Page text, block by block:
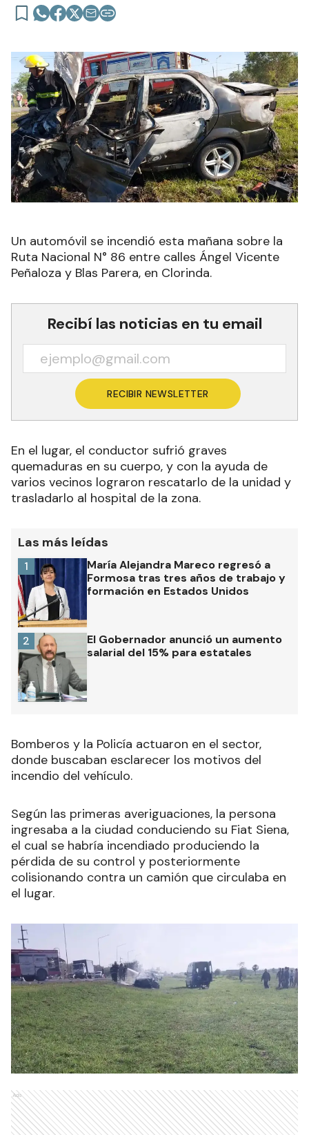
Un automóvil se incendió esta mañana sobre la
Ruta Nacional N° 86 entre calles Ángel Vicente
Peñaloza y Blas Parera, en Clorinda.
Recibí las noticias en tu email
RECIBIR NEWSLETTER
En el lugar, el conductor sufrió graves
quemaduras en su cuerpo, y con la ayuda de
varios vecinos lograron rescatarlo de la unidad y
trasladarlo al hospital de la zona.
Las más leídas
María Alejandra Mareco regresó a
Formosa tras tres años de trabajo y
formación en Estados Unidos
1
El Gobernador anunció un aumento
salarial del 15% para estatales
2
Bomberos y la Policía actuaron en el sector,
donde buscaban esclarecer los motivos del
incendio del vehículo.
Según las primeras averiguaciones, la persona
ingresaba a la ciudad conduciendo su Fiat Siena,
el cual se habría incendiado produciendo la
pérdida de su control y posteriormente
colisionando contra un camión que circulaba en
el lugar.
Ads